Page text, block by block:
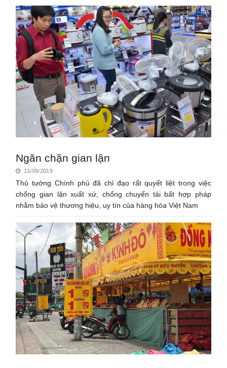
Ngăn chặn gian lận
11/09/2019
Thủ tướng Chính phủ đã chỉ đạo rất quyết liệt trong việc
chống gian lận xuất xứ, chống chuyển tải bất hợp pháp
nhằm bảo vệ thương hiệu, uy tín của hàng hóa Việt Nam